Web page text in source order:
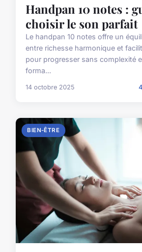
Handpan 10 notes :
choisir le son parfait
Le handpan 10 notes offre un
entre richesse harmonique et
pour progresser sans complexité
forma...
14 octobre 2025
BIEN-ÊTRE